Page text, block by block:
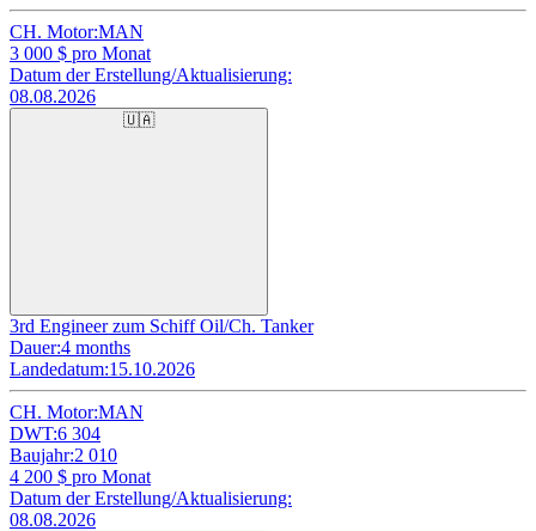
CH. Motor:MAN
3 000 $ pro Monat
Datum der Erstellung/Aktualisierung:
08.08.2026
🇺🇦
3rd Engineer zum Schiff Oil/Ch. Tanker
Dauer:4 months
Landedatum:15.10.2026
CH. Motor:MAN
DWT:6 304
Baujahr:2 010
4 200 $ pro Monat
Datum der Erstellung/Aktualisierung:
08.08.2026